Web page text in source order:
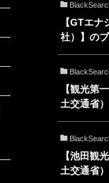
【GTエ
社）】の
【観光第
土交通省）
【池田観
土交通省）